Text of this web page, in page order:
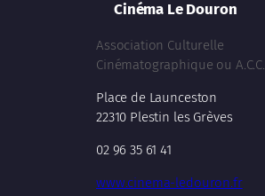
Cinéma Le Douron
Association Culturelle
Cinématographique ou A.C.C.
Place de Launceston
22310 Plestin les Grèves
02 96 35 61 41
www.cinema-ledouron.fr